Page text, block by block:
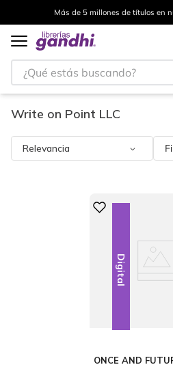
Más de 5 millones de títulos en
¿Qué estás buscando?
Write on Point LLC
Relevancia
Digital
ONCE AND